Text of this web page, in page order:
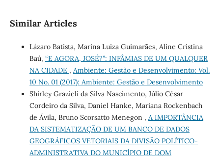
Similar Articles
Lázaro Batista, Marina Luiza Guimarães, Aline Cristina
Baú, “E AGORA, JOSÉ?”: INFÂMIAS DE UM QUALQUER
NA CIDADE , Ambiente: Gestão e Desenvolvimento: Vol.
10 No. 01 (2017): Ambiente: Gestão e Desenvolvimento
Shirley Grazieli da Silva Nascimento, Júlio César
Cordeiro da Silva, Daniel Hanke, Mariana Rockenbach
de Ávila, Bruno Scorsatto Menegon , A IMPORTÂNCIA
DA SISTEMATIZAÇÃO DE UM BANCO DE DADOS
GEOGRÁFICOS VETORIAIS DA DIVISÃO POLÍTICO-
ADMINISTRATIVA DO MUNICÍPIO DE DOM